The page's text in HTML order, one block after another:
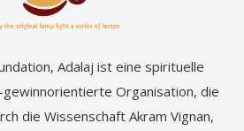
Adalaj ist eine spirituelle
Organisation, die
die Wissenschaft Akram Vignan,